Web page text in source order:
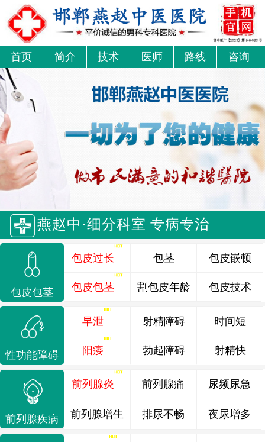
首页 简介 技术 医师 路线 咨询
燕赵中·细分科室 专病专治
包皮包茎
包皮过长
包皮包茎
包茎
割包皮年龄
包皮嵌顿
包皮技术
性功能障碍
早泄
阳痿
射精障碍
勃起障碍
时间短
射精快
前列腺疾病
前列腺炎 前列腺痛 尿频尿急
前列腺增生 排尿不畅 夜尿增多